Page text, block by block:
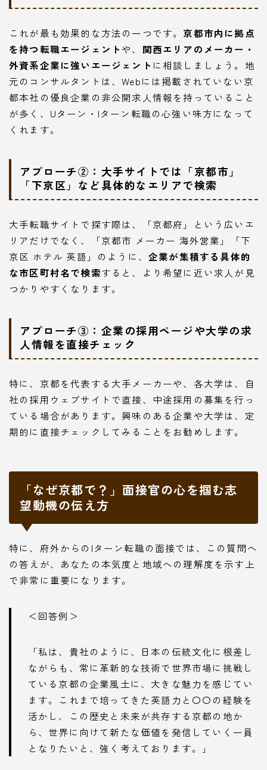
これが最も効果的な方法の一つです。 京都市内に拠点
を持つ転職エージェントや、 関西エリアのメーカー・
外資系企業に強いエージェント に相談しましょう。地
元のコンサルタントは、Webには掲載されていない京
都本社の優良企業の非公開求人情報を持っていること
が多く、Uターン・Iターン転職の心強い味方になって
くれます。
アプローチ②：大手サイトでは「京都市」
「下京区」など具体的なエリアで検索
大手転職サイトで探す際は、「京都府」という広いエ
リアだけでなく、「京都市 メーカー 海外営業」「下
京区 ホテル 英語」のように、 企業が集積する具体的
な市区町村名で検索すると、より希望に近い求人が見
つかりやすくなります。
アプローチ③：企業の採用ページや大学の求
人情報を直接チェック
特に、京都を代表する大手メーカーや、各大学は、自
社の採用ウェブサイトで直接、中途採用の募集を行っ
ている場合があります。興味のある企業や大学は、定
期的に直接チェックしてみることをお勧めします。
「なぜ京都で？」面接官の心を掴む志
望動機の伝え方
特に、府外からのIターン転職の面接では、この質問へ
の答えが、あなたの本気度と地域への理解度を示す上
で非常に重要になります。
＜回答例＞
「私は、貴社のように、日本の伝統文化に根差し
ながらも、常に革新的な技術で世界市場に挑戦し
ている京都の企業風土に、大きな魅力を感じてい
ます。これまで培ってきた英語力と〇〇の経験を
活かし、この歴史と未来が共存する京都の地か
ら、世界に向けて新たな価値を発信していく一員
となりたいと、強く考えております。」